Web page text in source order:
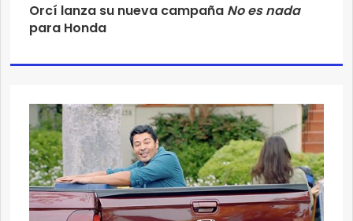
Orcí lanza su nueva campaña No es nada
para Honda